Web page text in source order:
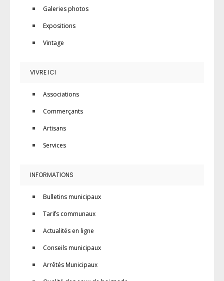
Galeries photos
Expositions
Vintage
VIVRE ICI
Associations
Commerçants
Artisans
Services
INFORMATIONS
Bulletins municipaux
Tarifs communaux
Actualités en ligne
Conseils municipaux
Arrêtés Municipaux